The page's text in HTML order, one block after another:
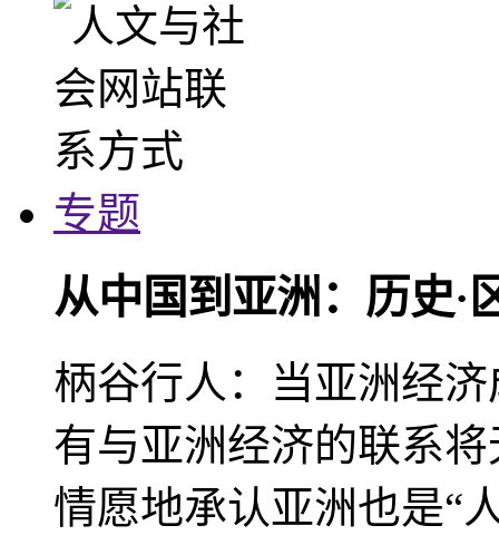
专题
从中国到亚洲：历史·
柄谷行人：当亚洲经
有与亚洲经济的联系
情愿地承认亚洲也是“